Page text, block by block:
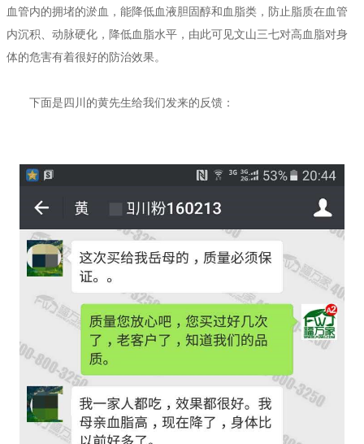
血管内的拥堵的淤血，能降低血液胆固醇和血脂类，防止脂质在血管
内沉积、动脉硬化，降低血脂水平，由此可见文山三七对高血脂对身
体的危害有着很好的防治效果。
下面是四川的黄先生给我们发来的反馈：